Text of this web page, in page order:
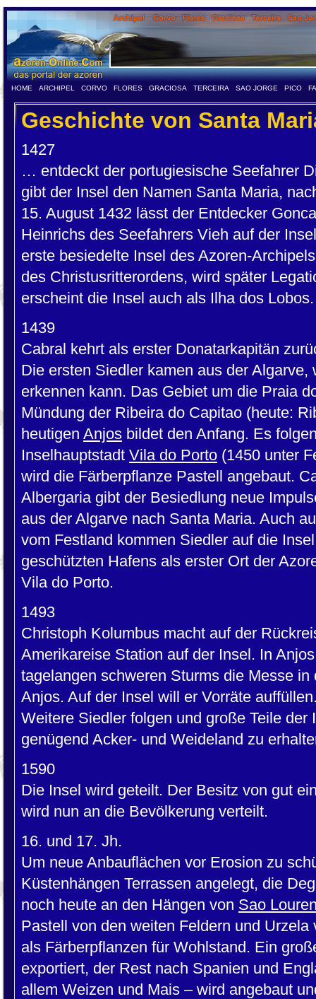
HOME ARCHIPEL CORVO FLORES GRACIOSA TERCEIRA SAO JORGE PICO
Geschichte von Santa
1427
… entdeckt der portugiesische Seefahrer
gibt der Insel den Namen Santa Maria,
15. August 1432 lässt der Entdecker
Heinrichs des Seefahrers Vieh auf der
erste besiedelte Insel des Azoren-
des Christusritterordens, wird später
erscheint die Insel auch als Ilha dos Lobos.
1439
Cabral kehrt als erster Donatarkapitän
Die ersten Siedler kamen aus der
erkennen kann. Das Gebiet um die Praia
Mündung der Ribeira do Capitao (heute:
heutigen Anjos bildet den Anfang. Es
Inselhauptstadt Vila do Porto (1450 unter
wird die Färberpflanze Pastell angebaut.
Albergaria gibt der Besiedlung neue
aus der Algarve nach Santa Maria. Auch
vom Festland kommen Siedler auf die
geschützten Hafens als erster Ort der
Vila do Porto.
1493
Christoph Kolumbus macht auf der
Amerikareise Station auf der Insel. In
tagelangen schweren Sturms die Messe
Anjos. Auf der Insel will er Vorräte
Weitere Siedler folgen und große Teile der
genügend Acker- und Weideland zu
1590
Die Insel wird geteilt. Der Besitz von gut
wird nun an die Bevölkerung verteilt.
16. und 17. Jh.
Um neue Anbauflächen vor Erosion zu
Küstenhängen Terrassen angelegt, die
noch heute an den Hängen von Sao
Pastell von den weiten Feldern und
als Färberpflanzen für Wohlstand. Ein
exportiert, der Rest nach Spanien und
allem Weizen und Mais – wird angebaut